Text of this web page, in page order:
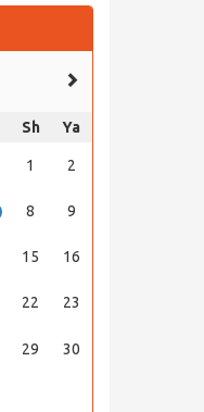
Sh Ya
1 2
8 9
15 16
22 23
29 30